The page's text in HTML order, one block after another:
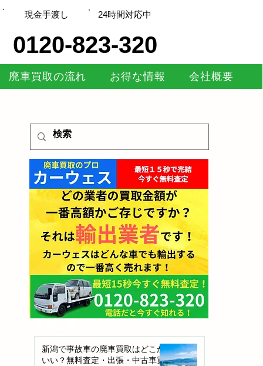
現金手渡し ​24時間対応中
0120-823-320
廃車買取の流れ お得な情報 会社概要
新潟で事故車の廃車買取はどこが
いい？無料査定・出張・中古車買